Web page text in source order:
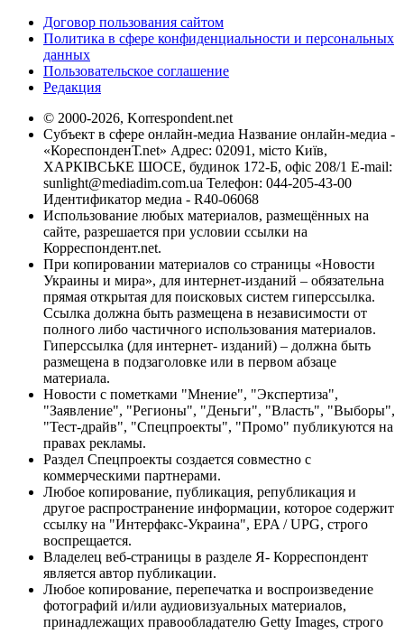
Договор пользования сайтом
Политика в сфере конфиденциальности и персональных
данных
Пользовательское соглашение
Редакция
© 2000-2026, Korrespondent.net
Субъект в сфере онлайн-медиа Название онлайн-медиа -
«КореспонденТ.net» Адрес: 02091, місто Київ,
ХАРКІВСЬКЕ ШОСЕ, будинок 172-Б, офіс 208/1 E-mail:
sunlight@mediadim.com.ua Телефон: 044-205-43-00
Идентификатор медиа - R40-06068
Использование любых материалов, размещённых на
сайте, разрешается при условии ссылки на
Корреспондент.net.
При копировании материалов со страницы «Новости
Украины и мира», для интернет-изданий – обязательна
прямая открытая для поисковых систем гиперссылка.
Ссылка должна быть размещена в независимости от
полного либо частичного использования материалов.
Гиперссылка (для интернет- изданий) – должна быть
размещена в подзаголовке или в первом абзаце
материала.
Новости с пометками "Мнение", "Экспертиза",
"Заявление", "Регионы", "Деньги", "Власть", "Выборы",
"Тест-драйв", "Спецпроекты", "Промо" публикуются на
правах рекламы.
Раздел Спецпроекты создается совместно с
коммерческими партнерами.
Любое копирование, публикация, републикация и
другое распространение информации, которое содержит
ссылку на "Интерфакс-Украина", EPA / UPG, строго
воспрещается.
Владелец веб-страницы в разделе Я- Корреспондент
является автор публикации.
Любое копирование, перепечатка и воспроизведение
фотографий и/или аудиовизуальных материалов,
принадлежащих правообладателю Getty Images, строго